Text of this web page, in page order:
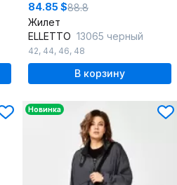
84.85 $88.8
Жилет
ELLETTO 13065 черный
42, 44, 46, 48
В корзину
Новинка